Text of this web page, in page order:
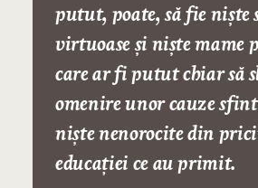
putut, poate, să fie nişte
virtuoase şi nişte mame
care ar fi putut chiar să
omenire unor cauze
nişte nenorocite din
educaţiei ce au primit.